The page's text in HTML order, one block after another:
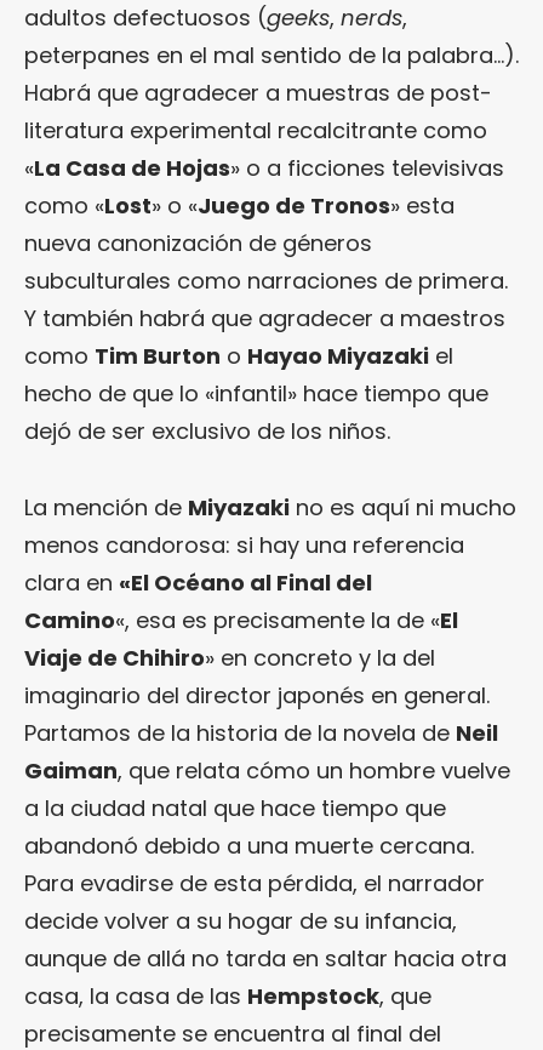
adultos defectuosos (geeks, nerds,
peterpanes en el mal sentido de la palabra…).
Habrá que agradecer a muestras de post-
literatura experimental recalcitrante como
«La Casa de Hojas» o a ficciones televisivas
como «Lost» o «Juego de Tronos» esta
nueva canonización de géneros
subculturales como narraciones de primera.
Y también habrá que agradecer a maestros
como Tim Burton o Hayao Miyazaki el
hecho de que lo «infantil» hace tiempo que
dejó de ser exclusivo de los niños.
La mención de Miyazaki no es aquí ni mucho
menos candorosa: si hay una referencia
clara en «El Océano al Final del
Camino«, esa es precisamente la de «El
Viaje de Chihiro» en concreto y la del
imaginario del director japonés en general.
Partamos de la historia de la novela de Neil
Gaiman, que relata cómo un hombre vuelve
a la ciudad natal que hace tiempo que
abandonó debido a una muerte cercana.
Para evadirse de esta pérdida, el narrador
decide volver a su hogar de su infancia,
aunque de allá no tarda en saltar hacia otra
casa, la casa de las Hempstock, que
precisamente se encuentra al final del